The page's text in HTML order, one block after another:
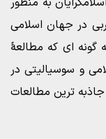
در جهان اسلامی
ای که مطالعۀ
و سوسیالیتی در
ترین مطالعات